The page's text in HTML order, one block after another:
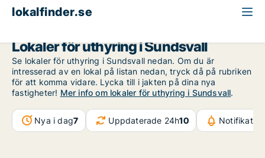
lokalfinder.se
Lokaler för uthyring i Sundsvall
Se lokaler för uthyring i Sundsvall nedan. Om du är
intresserad av en lokal på listan nedan, tryck då på rubriken
för att komma vidare. Lycka till i jakten på dina nya
fastigheter! Mer info om lokaler för uthyring i Sundsvall.
Nya i dag7 Uppdaterade 24h10